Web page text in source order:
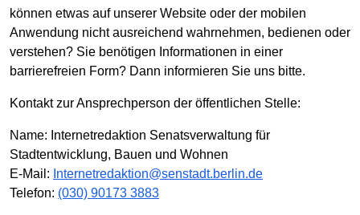
können etwas auf unserer Website oder der mobilen
Anwendung nicht ausreichend wahrnehmen, bedienen oder
verstehen? Sie benötigen Informationen in einer
barrierefreien Form? Dann informieren Sie uns bitte.
Kontakt zur Ansprechperson der öffentlichen Stelle:
Name: Internetredaktion Senatsverwaltung für
Stadtentwicklung, Bauen und Wohnen
E-Mail: Internetredaktion@senstadt.berlin.de
Telefon: (030) 90173 3883